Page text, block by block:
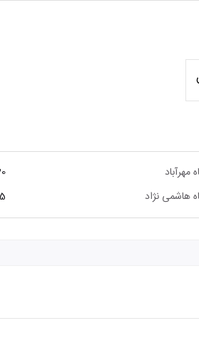
مهرآباد
هاشمی نژاد